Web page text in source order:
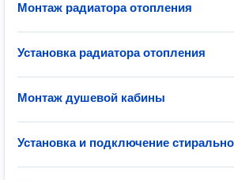
Монтаж радиатора отопления
Установка радиатора отопления
Монтаж душевой кабины
Установка и подключение